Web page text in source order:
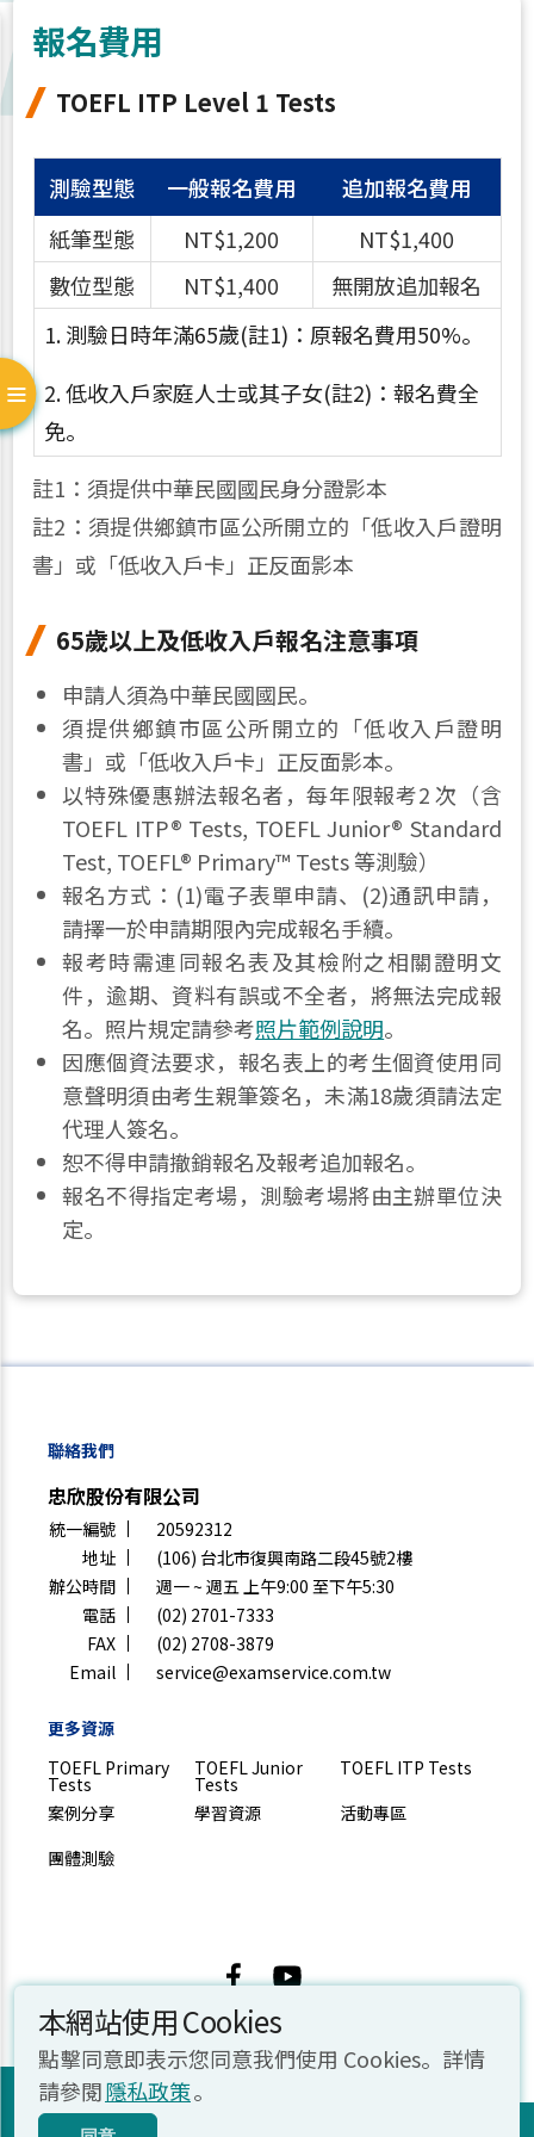
立即報名
TOEFL
TOEFL
報名費用
TOEFL ITP Level 1 Tests
測驗型態 一般報名費用
追加報名費用
紙筆型態
NT$1,200
NT$1,400
數位型態
NT$1,400
無開放追加報名
1. 測驗日時年滿65歲(註1)：原報名費用50%。
2. 低收入戶家庭人士或其子女(註2)：報名費全
免。
註1：須提供中華民國國民身分證影本
註2：須提供鄉鎮市區公所開立的「低收入戶證明
書」或「低收入戶卡」正反面影本
65歲以上及低收入戶報名注意事項
申請人須為中華民國國民。
須提供鄉鎮市區公所開立的「低收入戶證明
書」或「低收入戶卡」正反面影本。
以特殊優惠辦法報名者，每年限報考2 次（含
TOEFL ITP® Tests, TOEFL Junior® Standard
Test, TOEFL® Primary™ Tests 等測驗）
報名方式：(1)電子表單申請、(2)通訊申請，
請擇一於申請期限內完成報名手續。
報考時需連同報名表及其檢附之相關證明文
件，逾期、資料有誤或不全者，將無法完成報
名。照片規定請參考照片範例說明。
因應個資法要求，報名表上的考生個資使用同
意聲明須由考生親筆簽名，未滿18歲須請法定
代理人簽名。
恕不得申請撤銷報名及報考追加報名。
報名不得指定考場，測驗考場將由主辦單位決
定。
聯絡我們
忠欣股份有限公司
統一編號
20592312
地址
(106) 台北市復興南路二段45號2樓
辦公時間
週一 ~ 週五 上午9:00 至下午5:30
電話
(02) 2701-7333
FAX
(02) 2708-3879
Email
service@examservice.com.tw
更多資源
TOEFL Primary
Tests
TOEFL Junior
Tests
TOEFL ITP Tests
案例分享
學習資源
活動專區
團體測驗
© 2026 忠欣股份有限公司. All rights reserved.
本網站使用 Cookies
點擊同意即表示您同意我們使用 Cookies。詳情
請參閱隱私政策。